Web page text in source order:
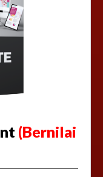
(Bernilai